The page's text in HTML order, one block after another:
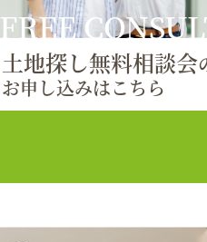
FREE
土地探し無料相談会
お申し込みはこちら